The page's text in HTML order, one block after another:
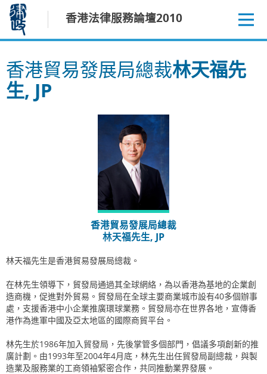
容
香港法律服務論壇2010
香港貿易發展局總裁林天福先
生, JP
香港貿易發展局總裁
林天福先生, JP
林天福先生是香港貿易發展局總裁。
在林先生領導下，貿發局通過其全球網絡，為以香港為基地的企業創
造商機，促進對外貿易。貿發局在全球主要商業城市設有40多個辦事
處，支援香港中小企業推廣環球業務。貿發局亦在世界各地，宣傳香
港作為進軍中國及亞太地區的國際商貿平台。
林先生於1986年加入貿發局，先後掌管多個部門，倡議多項創新的推
廣計劃。由1993年至2004年4月底，林先生出任貿發局副總裁，與製
造業及服務業的工商領袖緊密合作，共同推動業界發展。